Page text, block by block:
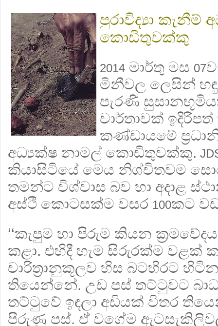
පුරාවිද්‍යා කැනීම්
කොඩිතුවක්කු
2014 මාර්තු මස 07
මිනීවල ලෙසින්
පැරණි
වාර්තාවක් ඉදිරිපත්
කණ්ඩායමේ
අධ්‍යක්ෂ නාමල් කොඩිතුවක්කු.
කියාසිටියේ මෙය නිශ්චිතවම
තමන්ට විශ්වාස බව හා අදාළ
අස්ථි කොටසක්ම වසර 100කට
‘‘කැපුම හා පිරුම කියන
කළා. එහිදී හැම සිරුරක්ම වළක්
චාරිත‍්‍රානුකූලව හිස බටහිරට හිටින
තියෙන්නේ. උඩ පස් තට්ටුවට
තට්ටුවේ ඉඳලා අඩියක් විතර
පිරුණු පස්. ඒ වගේම